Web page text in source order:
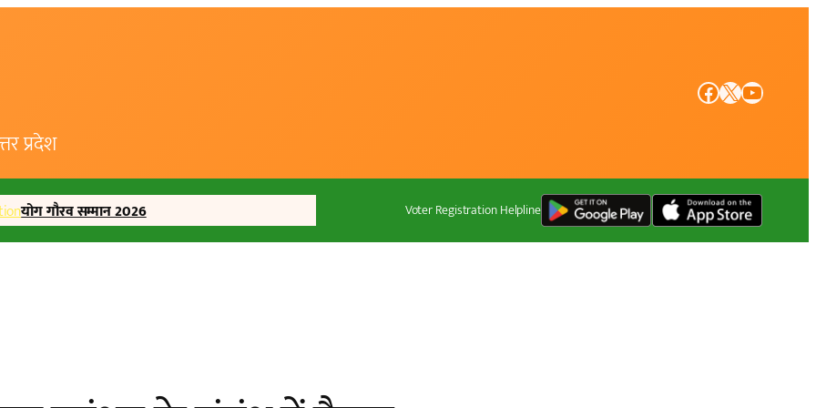
प्रदेश
Facebook X YouTube
योग गौरव सम्मान 2026 Voter Registration Helpline